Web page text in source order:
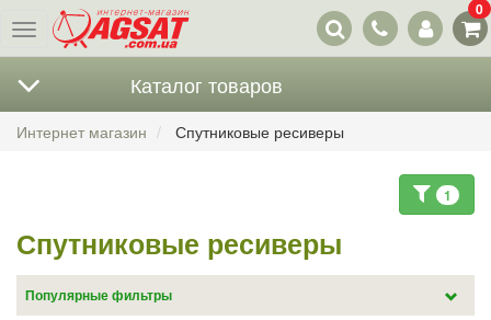
Меню
Наши
контакты
0
Каталог товаров
Интернет магазин Спутниковые ресиверы
1
Спутниковые ресиверы
Популярные фильтры